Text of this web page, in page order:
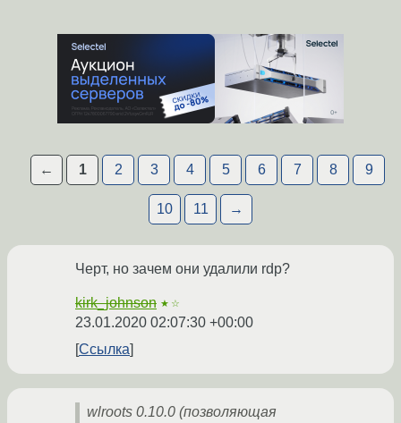
← 1 2 3 4 5 6 7 8 9
10 11 →
Черт, но зачем они удалили rdp?
kirk_johnson ★☆
23.01.2020 02:07:30 +00:00
Ссылка
wlroots 0.10.0 (позволяющая